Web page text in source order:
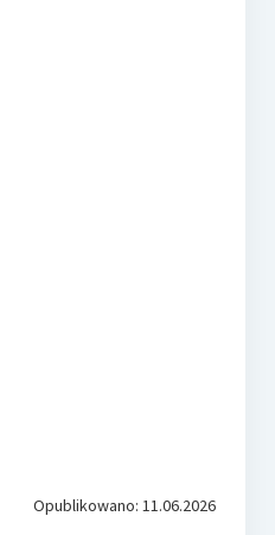
Opublikowano: 11.06.2026